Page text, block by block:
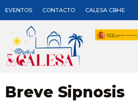
EVENTOS CONTACTO CALESA CBHE
Breve Sipnosis